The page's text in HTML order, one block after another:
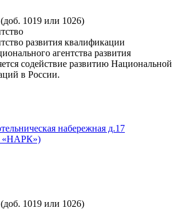
(доб. 1019 или 1026)
развития квалификации
агентства развития
содействие развитию Национальной
в России.
набережная д.17
(доб. 1019 или 1026)